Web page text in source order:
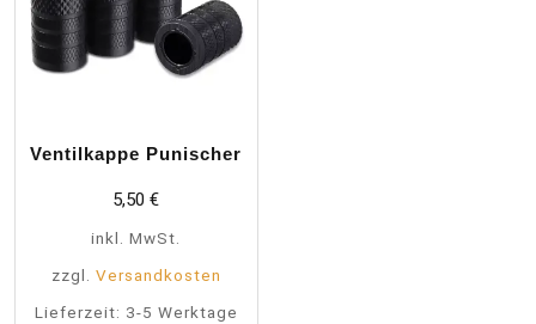
Ventilkappe Punischer
5,50€
inkl. MwSt.
zzgl. Versandkosten
Lieferzeit: 3-5 Werktage